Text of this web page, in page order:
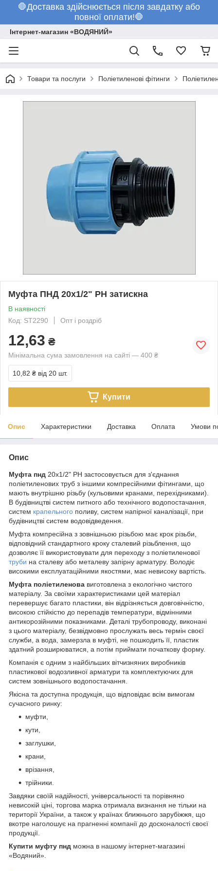
🛑Доставка здійснюється після завдатку або
повної оплати!🛑
Інтернет-магазин «ВОДЯНИЙ»
Товари та послуги Поліетиленові фітинги
Муфта ПНД 20х1/2" РН затискна
В наявності
Код: ST2290
Опт і роздріб
12,63 ₴
Мінімальна сума замовлення на сайті — 400 ₴
10,82 ₴ від 20 шт.
Купити
Опис Характеристики Доставка Оплата Умови
Опис
Муфта пнд 20х1/2" РН застосовується для з'єднання
поліетиленових труб з іншими компресійними фітингами, що
мають внутрішню різьбу (кульовими кранами, перехідниками).
В будівництві систем питного або технічного водопостачання,
систем крапельного поливу, систем напірної каналізації, при
будівництві систем водовідведення.
Муфта компресійна з зовнішньою різьбою має крок різьби,
відповідний стандартного кроку сталевий різьблення, що
дозволяє її використовувати для переходу з поліетиленової
труби на сталеву або металеву запірну арматуру. Володіє
високими експлуатаційними якостями, має невисоку вартість.
Муфта поліетиленова виготовлена з екологічно чистого
матеріалу. За своїми характеристиками цей матеріал
перевершує багато пластики, він відрізняється довговічністю,
високою стійкістю до перепадів температури, відмінними
антикорозійними показниками. Деталі трубопроводу, виконані
з цього матеріалу, безвідмовно прослужать весь термін своєї
служби, а вода, замерзла в муфті, не пошкодить її, пластик
здатний розширюватися, а потім приймати початкову форму.
Компанія є одним з найбільших вітчизняних виробників
пластикової водозливної арматури та комплектуючих для
систем зовнішнього водопостачання.
Якісна та доступна продукція, що відповідає всім вимогам
сучасного ринку:
муфти,
кути,
заглушки,
крани,
врізання,
трійники.
Завдяки своїй надійності, універсальності та порівняно
невисокій ціні, торгова марка отримала визнання не тільки на
території України, а також у країнах ближнього зарубіжжя, що
вкотре наголошує на прагненні компанії до досконалості своєї
продукції.
Купити муфту пнд можна в нашому інтернет-магазині
«Водяний».